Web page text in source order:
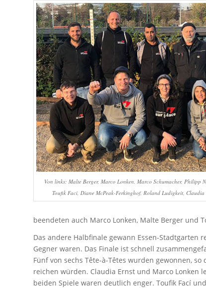
Von links: Malte Berger, Marco Lonken, Marco Schumacher, Philipp
Toufik Faci, Diane McPeak-Ferkinghof, Roland Ludigkeit, Claudia
beendeten auch Marco Lonken, Malte Berger und
Das andere Halbfinale gewann Essen-Stadtgarten
Gegner waren. Das Finale ist schnell
Fünf von sechs Tête-à-Têtes wurden gewonnen,
reichen würden. Claudia Ernst und Marco Lonken
beiden Spiele waren deutlich enger. Toufik Fací